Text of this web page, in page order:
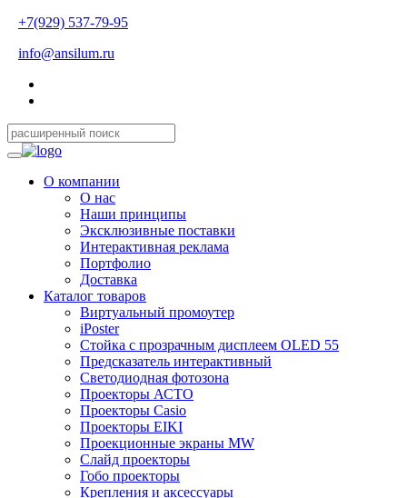
+7(929) 537-79-95
info@ansilum.ru
О компании
О нас
Наши принципы
Эксклюзивные поставки
Интерактивная реклама
Портфолио
Доставка
Каталог товаров
Виртуальный промоутер
iPoster
Стойка с прозрачным дисплеем OLED 55
Предсказатель интерактивный
Светодиодная фотозона
Проекторы АСТО
Проекторы Casio
Проекторы EIKI
Проекционные экраны MW
Слайд проекторы
Гобо проекторы
Крепления и аксессуары